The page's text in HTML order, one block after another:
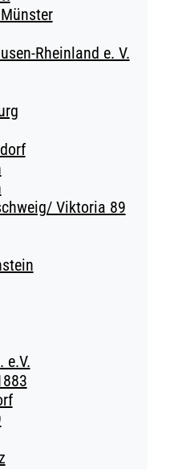
Rheinland e. V.
Viktoria 89
e.V.